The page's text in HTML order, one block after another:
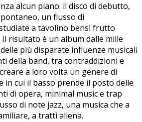
alcun piano: il disco di debutto,
un flusso di
a tavolino bensì frutto
Il risultato è un album dalle mille
più disparate influenze musicali
della band, tra contraddizioni e
a loro volta un genere di
in cui il basso prende il posto delle
di opera, minimal music e trap
di note jazz, una musica che a
a tratti aliena.